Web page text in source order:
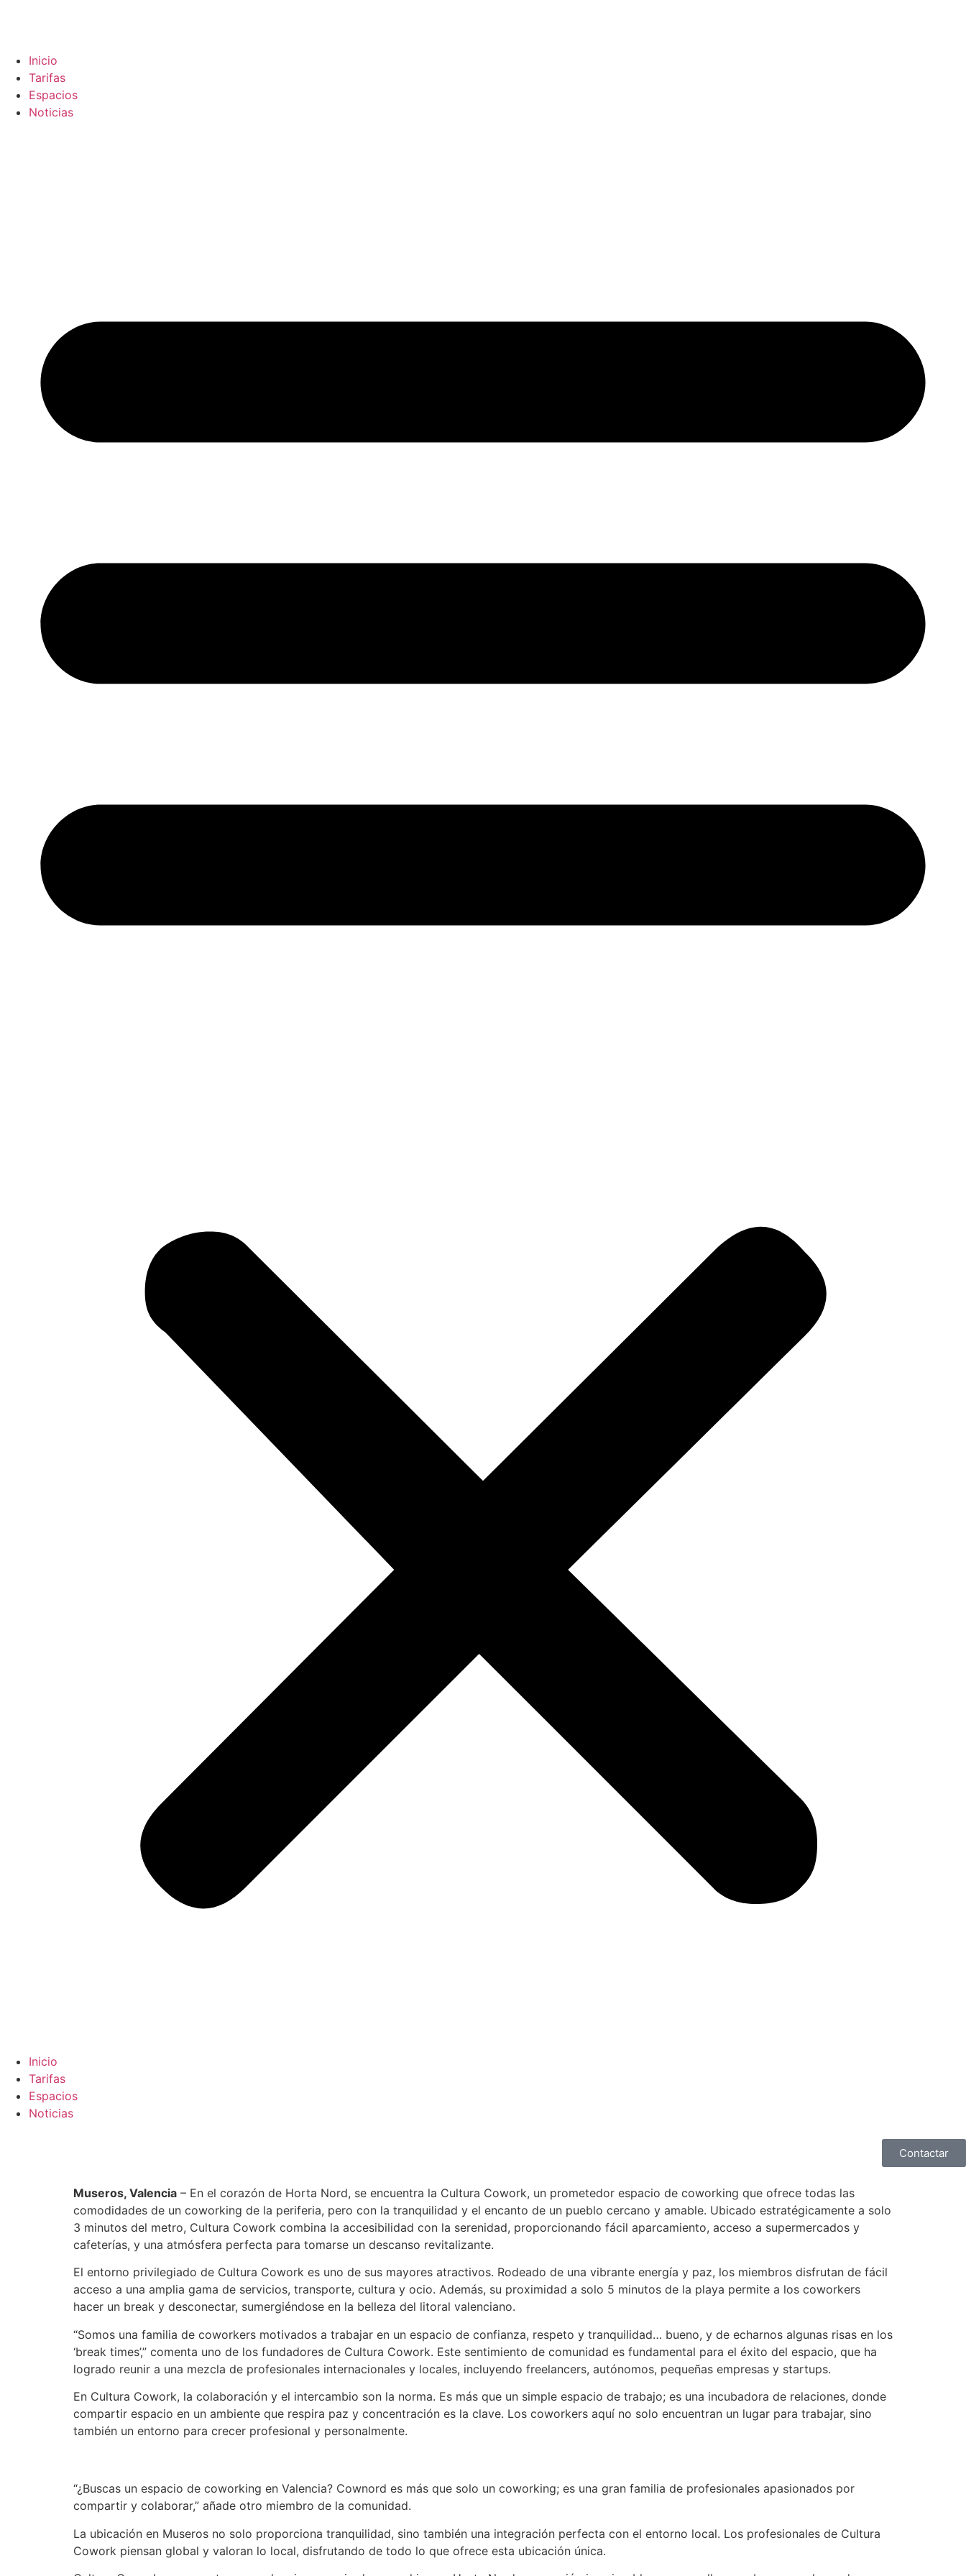
Inicio
Tarifas
Espacios
Noticias
Inicio
Tarifas
Espacios
Noticias
Contactar
Museros, Valencia – En el corazón de Horta Nord, se encuentra la Cultura Cowork, un prometedor espacio de coworking que ofrece todas las
comodidades de un coworking de la periferia, pero con la tranquilidad y el encanto de un pueblo cercano y amable. Ubicado estratégicamente a solo
3 minutos del metro, Cultura Cowork combina la accesibilidad con la serenidad, proporcionando fácil aparcamiento, acceso a supermercados y
cafeterías, y una atmósfera perfecta para tomarse un descanso revitalizante.
El entorno privilegiado de Cultura Cowork es uno de sus mayores atractivos. Rodeado de una vibrante energía y paz, los miembros disfrutan de fácil
acceso a una amplia gama de servicios, transporte, cultura y ocio. Además, su proximidad a solo 5 minutos de la playa permite a los coworkers
hacer un break y desconectar, sumergiéndose en la belleza del litoral valenciano.
“Somos una familia de coworkers motivados a trabajar en un espacio de confianza, respeto y tranquilidad… bueno, y de echarnos algunas risas en los
‘break times’,” comenta uno de los fundadores de Cultura Cowork. Este sentimiento de comunidad es fundamental para el éxito del espacio, que ha
logrado reunir a una mezcla de profesionales internacionales y locales, incluyendo freelancers, autónomos, pequeñas empresas y startups.
En Cultura Cowork, la colaboración y el intercambio son la norma. Es más que un simple espacio de trabajo; es una incubadora de relaciones, donde
compartir espacio en un ambiente que respira paz y concentración es la clave. Los coworkers aquí no solo encuentran un lugar para trabajar, sino
también un entorno para crecer profesional y personalmente.
“¿Buscas un espacio de coworking en Valencia? Cownord es más que solo un coworking; es una gran familia de profesionales apasionados por
compartir y colaborar,” añade otro miembro de la comunidad.
La ubicación en Museros no solo proporciona tranquilidad, sino también una integración perfecta con el entorno local. Los profesionales de Cultura
Cowork piensan global y valoran lo local, disfrutando de todo lo que ofrece esta ubicación única.